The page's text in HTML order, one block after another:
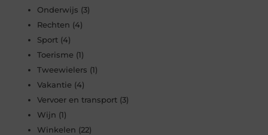
Onderwijs (3)
Rechten (4)
Sport (4)
Toerisme (1)
Tweewielers (1)
Vakantie (4)
Vervoer en transport (3)
Wijn (1)
Winkelen (22)